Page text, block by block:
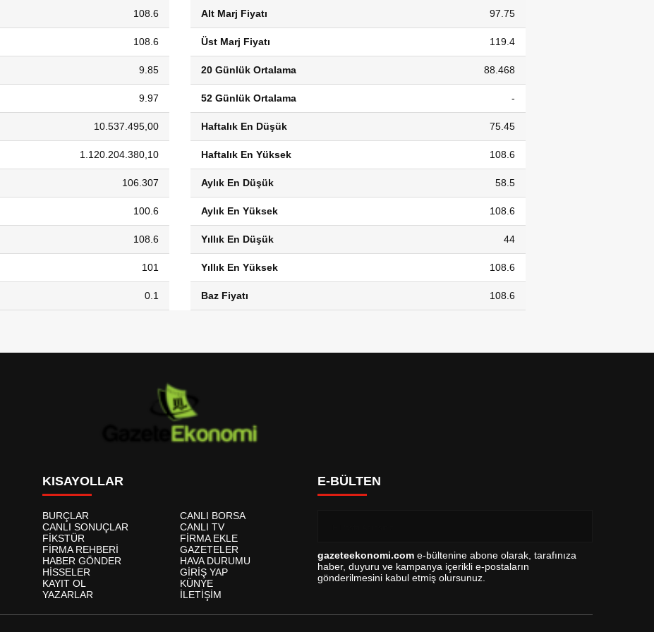
108.6
108.6
9.85
9.97
10.537.495,00
1.120.204.380,10
106.307
100.6
108.6
101
0.1
Alt Marj Fiyatı 97.75
Üst Marj Fiyatı 119.4
20 Günlük Ortalama 88.468
52 Günlük Ortalama -
Haftalık En Düşük 75.45
Haftalık En Yüksek 108.6
Aylık En Düşük 58.5
Aylık En Yüksek 108.6
Yıllık En Düşük 44
Yıllık En Yüksek 108.6
Baz Fiyatı 108.6
KISAYOLLAR
BURÇLAR
CANLI BORSA
CANLI SONUÇLAR
CANLI TV
FİKSTÜR
FİRMA EKLE
FİRMA REHBERİ
GAZETELER
HABER GÖNDER
HAVA DURUMU
HİSSELER
GİRİŞ YAP
KAYIT OL
KÜNYE
YAZARLAR
İLETİŞİM
E-BÜLTEN
gazeteekonomi.com e-bültenine abone olarak, tarafınıza
haber, duyuru ve kampanya içerikli e-postaların
gönderilmesini kabul etmiş olursunuz.